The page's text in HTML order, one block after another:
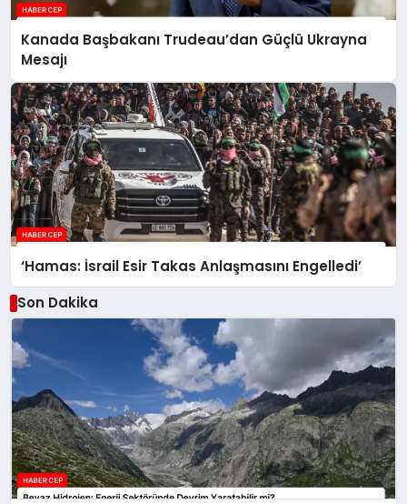
Kanada Başbakanı Trudeau’dan Güçlü Ukrayna
Mesajı
‘Hamas: İsrail Esir Takas Anlaşmasını Engelledi’
Son Dakika